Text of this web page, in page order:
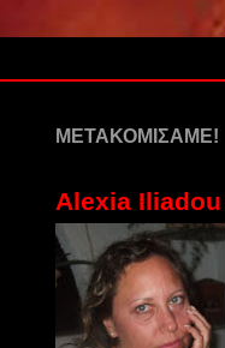
ΜΕΤΑΚΟΜΙΣΑΜΕ!
Alexia Iliadou